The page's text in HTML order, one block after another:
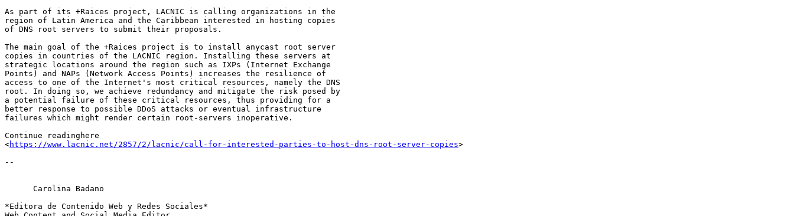
As part of its +Raices project, LACNIC is calling organizations in the
region of Latin America and the Caribbean interested in hosting copies
of DNS root servers to submit their proposals.
The main goal of the +Raices project is to install anycast root server
copies in countries of the LACNIC region. Installing these servers at
strategic locations around the region such as IXPs (Internet Exchange
Points) and NAPs (Network Access Points) increases the resilience of
access to one of the Internet's most critical resources, namely the DNS
root. In doing so, we achieve redundancy and mitigate the risk posed by
a potential failure of these critical resources, thus providing for a
better response to possible DDoS attacks or eventual infrastructure
failures which might render certain root-servers inoperative.
Continue readinghere
<https://www.lacnic.net/2857/2/lacnic/call-for-interested-parties-to-host-dns-root-server-copies>
--
*Editora de Contenido Web y Redes Sociales*